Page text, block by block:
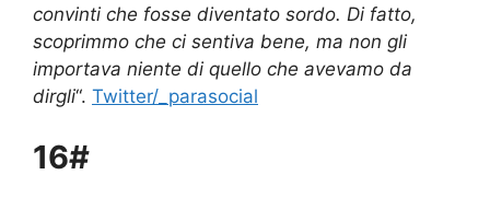
convinti che fosse diventato sordo. Di fatto,
scoprimmo che ci sentiva bene, ma non gli
importava niente di quello che avevamo da
dirgli“. Twitter/_parasocial
16#